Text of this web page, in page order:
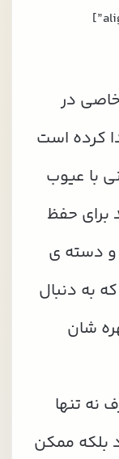
alignment=”center” parallax_scroll=”no”]
در
کرده است
با عیوب
برای حفظ
و دسته ی
به دنبال
شان
نه تنها
بلکه ممکن